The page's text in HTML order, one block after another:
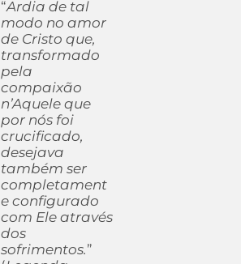
“Ardia de tal
modo no amor
de Cristo que,
transformado
pela
compaixão
n’Aquele que
por nós foi
crucificado,
desejava
também ser
completament
e configurado
com Ele através
dos
sofrimentos.”